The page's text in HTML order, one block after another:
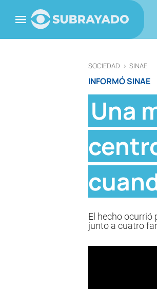
SOCIEDAD > SINAE
INFORMÓ SINAE
Una
El hecho ocurrió
junto a cuatro